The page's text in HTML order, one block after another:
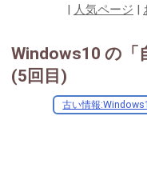
| 人気ページ |
Windows10 の「
(5回目)
古い情報